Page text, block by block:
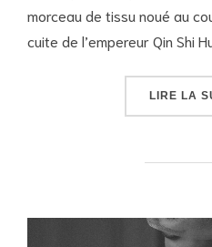
morceau de tissu noué au
cuite de l’empereur Qin Shi
LIRE LA